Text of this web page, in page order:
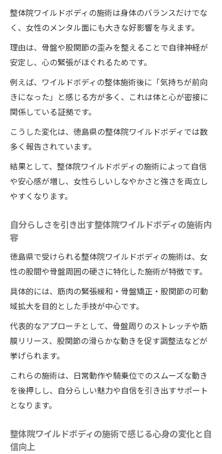
整体院ワイルドボディの施術は身体のバランスだけでな
く、女性のメンタル面にも大きな好影響を与えます。
理由は、骨盤や股関節の歪みを整えることで自律神経が
安定し、心の緊張がほぐれるためです。
例えば、ワイルドボディの整体施術後に「気持ちが前向
きになった」と感じる方が多く、これは体と心が密接に
関係している証拠です。
こうした変化は、徳島県の整体院ワイルドボディでは数
多く報告されています。
結果として、整体院ワイルドボディの施術によって自信
や安心感が増し、女性らしいしなやかさと強さを両立し
やすくなります。
自分らしさを引き出す整体院ワイルドボディの施術内
容
徳島県で受けられる整体院ワイルドボディの施術は、女
性の股間や骨盤周囲の硬さに特化した施術が特徴です。
具体的には、筋肉の緊張緩和・骨盤矯正・股関節の可動
域拡大を目的とした手技が中心です。
代表的なアプローチとして、骨盤周りのストレッチや筋
膜リリース、股関節の滑らかな動きを促す調整法などが
挙げられます。
これらの施術は、日常動作や騎乗位でのスムーズな動き
を後押しし、自分らしい魅力や自信を引き出すサポート
となります。
整体院ワイルドボディの施術で感じる心身の変化と自
信向上